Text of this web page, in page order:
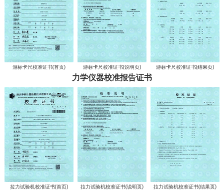
游标卡尺校准证书(首页) 游标卡尺校准证书(说明页) 游标卡尺校准证书(结果页)
力学仪器校准报告证书
拉力试验机校准证书(首页) 拉力试验机校准证书(说明页) 拉力试验机校准证书(结果页)